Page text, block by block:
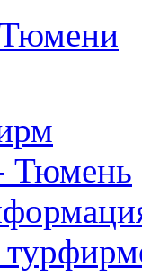
Тюмень